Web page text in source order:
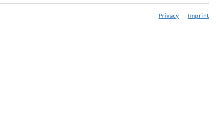
/ Planification / Ejecucion
Privacy Imprint